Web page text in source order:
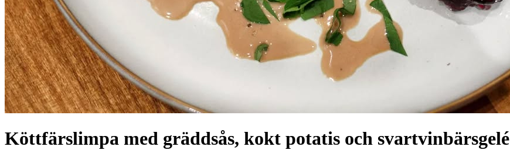
Köttfärslimpa med gräddsås, kokt potatis och svartvinbärsgelé